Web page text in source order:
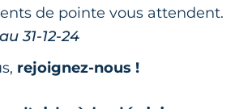
de pointe vous attendent.
31-12-24
rejoignez-nous !